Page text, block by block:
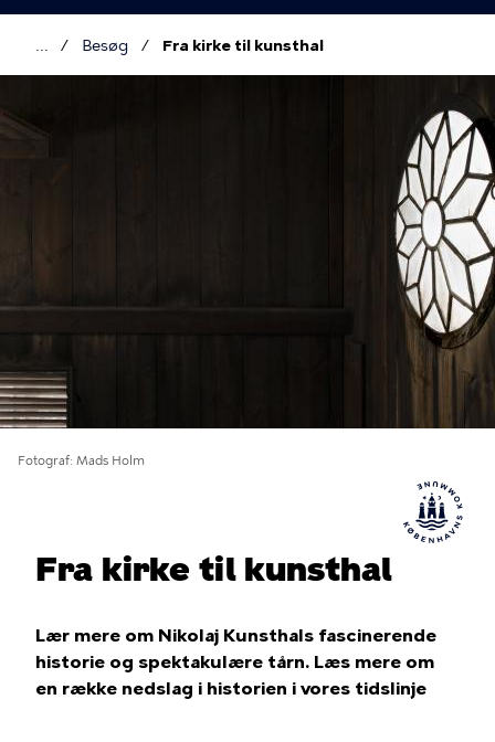
Brødkrumme
Besøg Fra kirke til kunsthal
Fotograf Mads Holm
Fra kirke til kunsthal
Lær mere om Nikolaj Kunsthals fascinerende
historie og spektakulære tårn. Læs mere om
en række nedslag i historien i vores tidslinje